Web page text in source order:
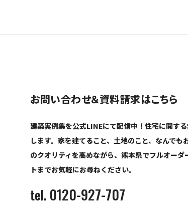
お問い合わせ＆資料請求はこちら
建築実例集を公式LINEにて配信中！住宅に関す
します。家を建てること、土地のこと、なんでも
のクオリティを高めながら、熊本県でフルオー
トまでお気軽にお尋ねください。
tel. 0120-927-707